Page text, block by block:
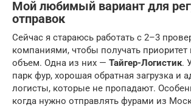
Мой любимый вариант для
отправок
Сейчас я стараюсь работать с 2–3
компаниями, чтобы получать приоритет
объем. Одна из них — Тайгер-Логистик.
парк фур, хорошая обратная загрузка и
логисты, которые не пропадают.
когда нужно отправлять фурами из